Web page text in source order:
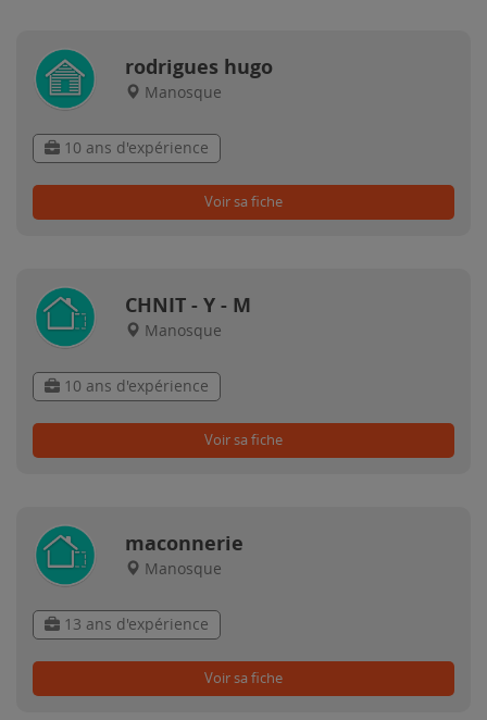
rodrigues hugo
Manosque
10 ans d'expérience
Voir sa fiche
CHNIT - Y - M
Manosque
10 ans d'expérience
Voir sa fiche
maconnerie
Manosque
13 ans d'expérience
Voir sa fiche